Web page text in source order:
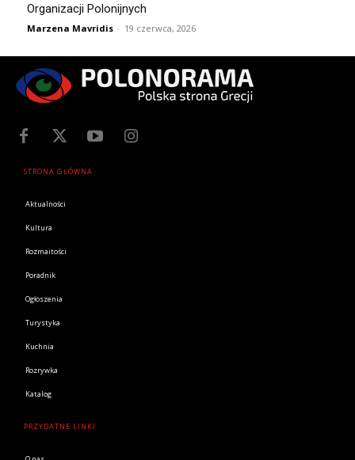
Organizacji Polonijnych
Marzena Mavridis - 19 czerwca, 2026
STRONA GŁÓWNA
Aktualności
Kultura
Rozmaitości
Poradnik
Ogłoszenia
Turystyka
Kuchnia
Rozrywka
Katalog
PRZYDATNE LINKI